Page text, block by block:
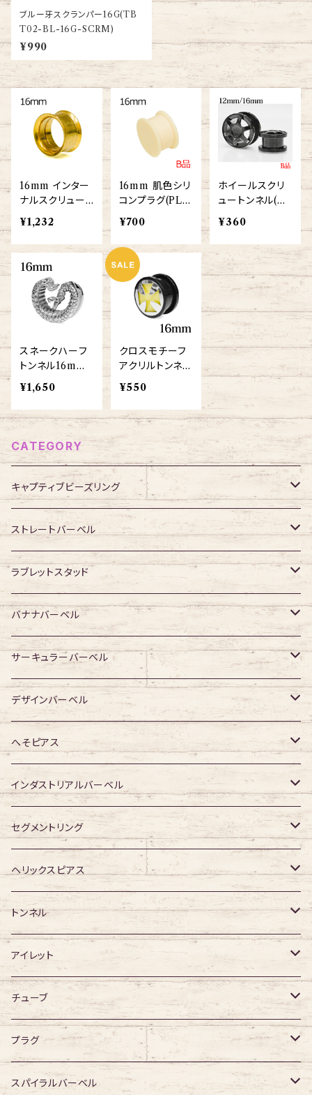
ブルー牙スクランパー16G(TB
T02-BL-16G-SCRM)
¥990
16mm インター
ナルスクリュー
ダブルフレアアイ
レット(PDFT-16
m-GP-BA)
¥1,232
16mm 肌色シリ
コンプラグ(PL-
SL004-020-16
¥700
ホイールスクリ
ュートンネル(ZE
R234-BK)
¥360
スネークハーフ
トンネル16mm
(SCHT021-16
m-SS)
¥1,650
クロスモチーフ
アクリルトンネル
16mm(cross-t
n-sale-16m)
¥550
CATEGORY
キャプティブビーズリング
316Lサージカルステンレス
ジュエル無し
ジュエル有り
サージカルチタン
ジュエル無し
ジュエル有り
アクリル・その他
ストレートバーベル
316Lサージカルステンレス
ジュエル無し
ジュエル有り
サージカルチタン
ジュエル無し
ジュエル有り
アクリル・その他
ラブレットスタッド
316Lサージカルステンレス
ジュエル無し
ジュエル有り
サージカルチタン
ジュエル無し
ジュエル有り
アクリル・その他
バナナバーベル
316Lサージカルステンレス
ジュエル無し
ジュエル有り
サージカルチタン
ジュエル無し
ジュエル有り
アクリル・その他
サーキュラーバーベル
316Lサージカルステンレス
ジュエル無し
ジュエル有り
サージカルチタン
ジュエル無し
ジュエル有り
アクリル・その他
デザインバーベル
ジュエル無し
ジュエル有り
へそピアス
316Lサージカルステンレス
ジュエル無し
ジュエル有り
サージカルチタン
ジュエル無し
ジュエル有り
アクリル
インダストリアルバーベル
316Lサージカルステンレス
ジュエル無し
ジュエル有り
サージカルチタン
ジュエル無し
ジュエル有り
セグメントリング
316Lサージカルステンレス
サージカルチタン
アクリル
ヘリックスピアス
ジュエル無し
ジュエル有り
トンネル
316Lサージカルステンレス
デザイン無し
デザイン有り
アクリル
アイレット
シングルフレア
ダブルフレア
チューブ
デザイン無し
デザイン有り
プラグ
デザイン無し
スパイラルバーベル